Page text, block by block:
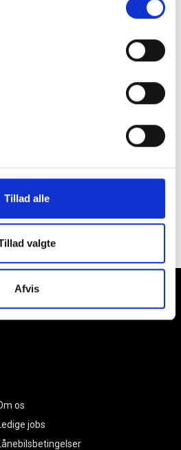
Tillad alle
valgte
Afvis
kontakt os for en uforpligtende snak.
Simon Kjelgaard Christensen
og ansætter, når den rette
os
jobs